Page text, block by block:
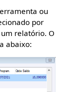
ou
por
relatório. O
abaixo: